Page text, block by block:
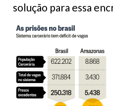
solução para essa